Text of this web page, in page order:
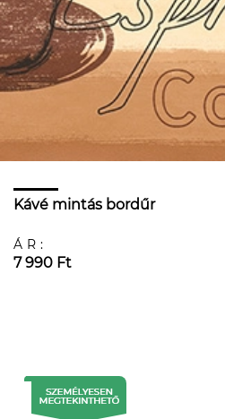
Kávé mintás bordűr
ÁR:
7 990 Ft